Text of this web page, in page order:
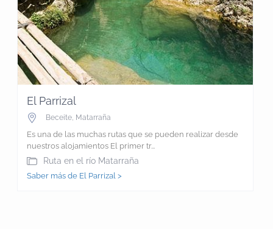
El Parrizal
Beceite, Matarraña
Es una de las muchas rutas que se pueden realizar desde
nuestros alojamientos El primer tr...
Ruta en el río Matarraña
Saber más de El Parrizal >